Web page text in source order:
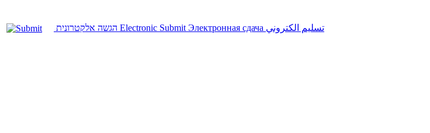
Electronic Submit Электронная сдача تسليم الكتروني